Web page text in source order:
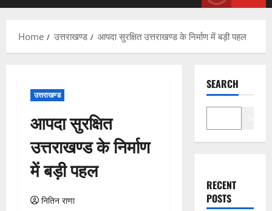
Home उत्तराखण्ड आपदा सुरक्षित उत्तराखण्ड के निर्माण में बड़ी पहल
उत्तराखण्ड
आपदा सुरक्षित
उत्तराखण्ड के निर्माण
में बड़ी पहल
नितिन राणा
SEARCH
RECENT
POSTS